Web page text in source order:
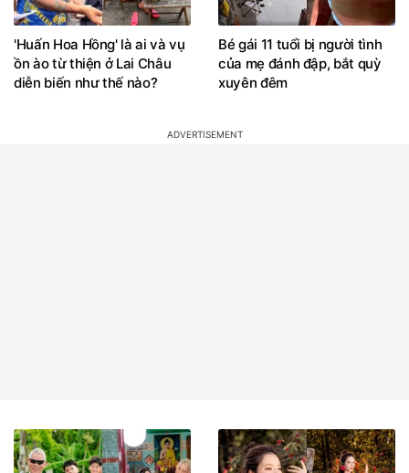
'Huấn Hoa Hồng' là ai và vụ
ồn ào từ thiện ở Lai Châu
diễn biến như thế nào?
Bé gái 11 tuổi bị người tình
của mẹ đánh đập, bắt quỳ
xuyên đêm